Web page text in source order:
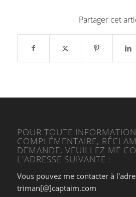
Partager cet
POUR TOUTE INFORMATION
COMPLÉMENTAIRE,
DEMANDE, VEUILLEZ ME
L'ADRESSE SUIVANTE :
Vous pouvez me contacter à
triman[@]captaim.com